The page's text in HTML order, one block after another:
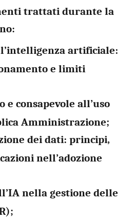
trattati durante la
artificiale:
e limiti
e consapevole all’uso
Amministrazione;
dei dati: principi,
nell’adozione
nella gestione delle